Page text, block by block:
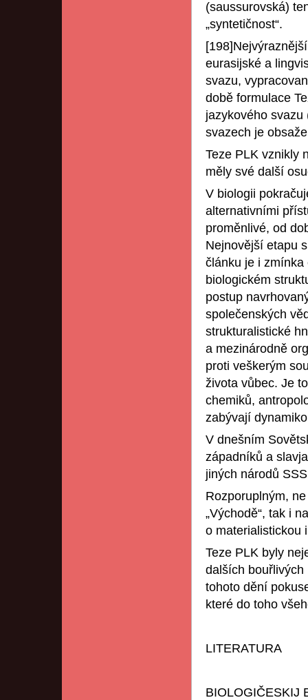
(saussurovská)
„syntetičnost“.
eurasijské a
svazu,
době formulace
jazykového
svazech je
Teze PLK vznikly
měly své další
V biologii
alternativními
proměnlivé, od
Nejnovější etapu
článku je i
biologickém
postup
společenských
strukturalistické
a mezinárodně
proti veškerým
života vůbec. Je
chemiků,
zabývají
V dnešním
západníků a
jiných národů
Rozporuplným,
„Východě“, tak i
o materialistickou
Teze PLK byly
dalších
tohoto dění
které do toho
LITERATURA
BIOLOGIČESKIJ